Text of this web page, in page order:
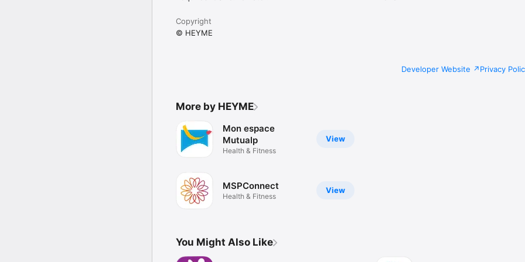
Copyright
© HEYME
Developer Website Privacy
More by HEYME
View
Mon espace
Mutualp
Health & Fitness
View
MSPConnect
Health & Fitness
You Might Also Like